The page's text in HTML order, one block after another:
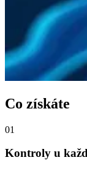
Co získáte
01
Kontroly u